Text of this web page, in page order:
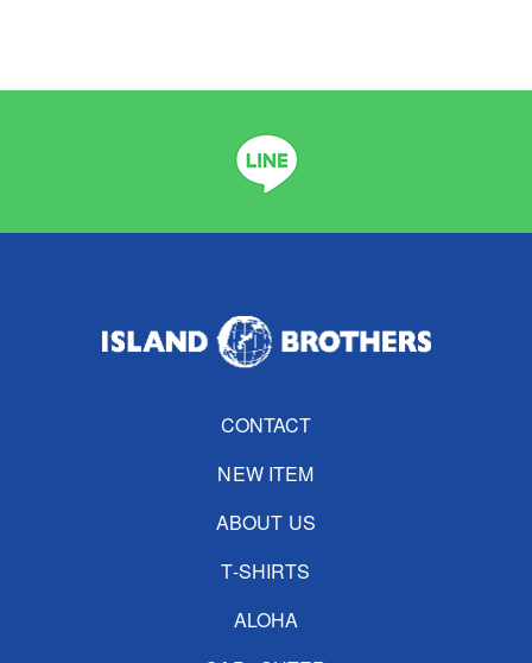
CONTACT
NEW ITEM
ABOUT US
T-SHIRTS
ALOHA